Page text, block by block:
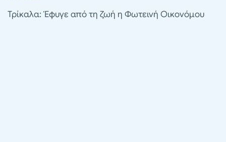
Τρίκαλα: Έφυγε από τη ζωή η Φωτεινή Οικονόμου